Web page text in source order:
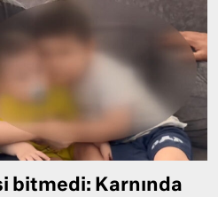
bitmedi: Karnında